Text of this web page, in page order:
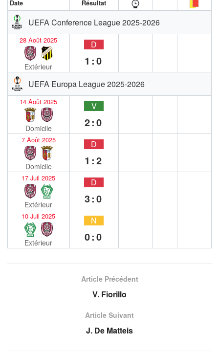
Date Résultat
UEFA Conference League 2025-2026
28 Août 2025
Extérieur
D
1:0
UEFA Europa League 2025-2026
14 Août 2025
Domicile
V
2:0
7 Août 2025
Domicile
D
1:2
17 Juil 2025
Extérieur
D
3:0
10 Juil 2025
Extérieur
N
0:0
Article Précédent
V. Fiorillo
Article Suivant
J. De Matteis